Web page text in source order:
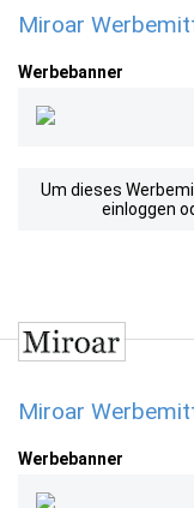
Miroar
Werbebanner
Um dieses
einloggen
Miroar
Werbebanner